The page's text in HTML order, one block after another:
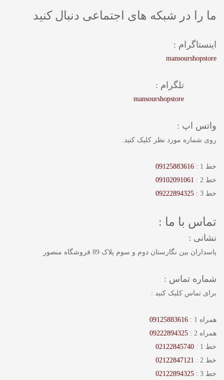
ما را در شبکه های اجتماعی دنبال کنید
اینستاگرام :
mansourshopstore
تلگرام :
mansourshopstore
واتس اپ :
روی شماره مورد نظر کلیک کنید.
خط 1 :
09125883616
خط 2 :
09102091061
خط 3 :
09222894325
تماس با ما :
نشانی :
پاسداران بین نگارستان دوم و سوم پلاک 89 فروشگاه منصور
شماره تماس :
برای تماس کلیک کنید :
همراه 1 :
09125883616
همراه 2 :
09222894325
خط 1 :
02122845740
خط 2 :
02122847121
خط 3 :
02122894325